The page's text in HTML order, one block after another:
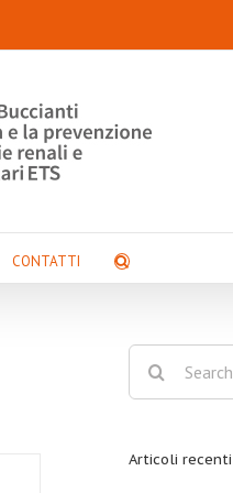
CONTATTI
Search
Articoli recenti